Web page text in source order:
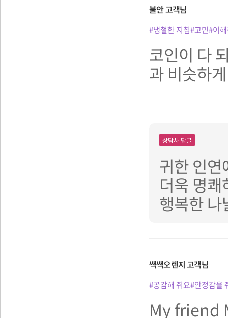
불안고객님
#냉철한 지침#고민#이
코인이 다
과 비슷하
상담사 답글
귀한 인
더욱 명
행복한
쌕쌕오렌지고객님
#공감해 줘요#안정감을
My friend